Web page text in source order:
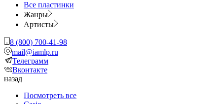
Все пластинки
Жанры
Артисты
8 (800) 700-41-98
mail@iamlp.ru
Телеграмм
Вконтакте
назад
Посмотреть все